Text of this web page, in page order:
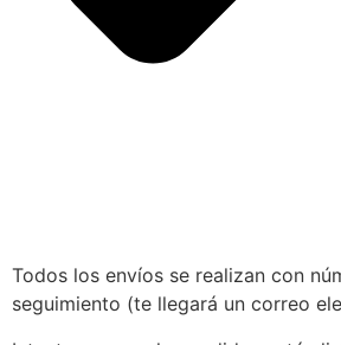
Todos los envíos se realizan con
seguimiento (te llegará un correo